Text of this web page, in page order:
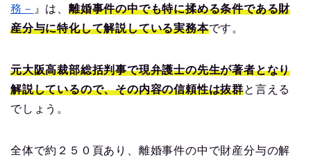
務－ 』は、離婚事件の中でも特に揉める条件である財
産分与に特化して解説している実務本です。
元大阪高裁部総括判事で現弁護士の先生が著者となり
解説しているので、その内容の信頼性は抜群と言える
でしょう。
全体で約２５０頁あり、離婚事件の中で財産分与の解